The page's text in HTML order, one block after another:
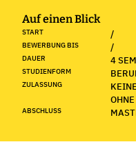
Auf einen Blick
START /
BEWERBUNG BIS /
DAUER 4
STUDIENFORM
ZULASSUNG
ABSCHLUSS